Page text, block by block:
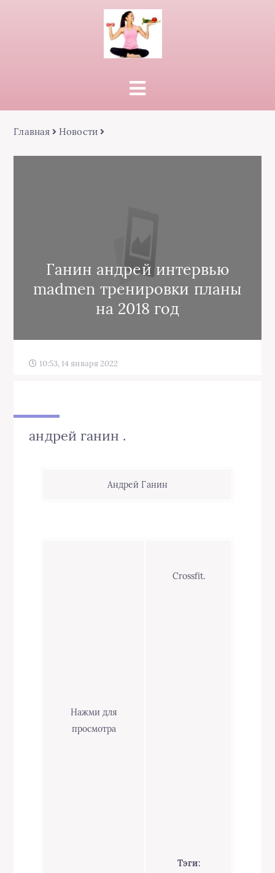
Главная Новости
Ганин андрей интервью
madmen тренировки планы
на 2018 год
10:53, 14 января 2022
андрей ганин .
Андрей Ганин
Нажми для
просмотра
Crossfit.
Тэги: